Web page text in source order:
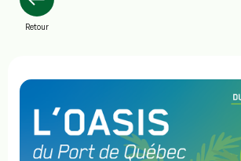
Retour